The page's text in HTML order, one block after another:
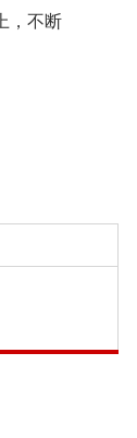
，不断